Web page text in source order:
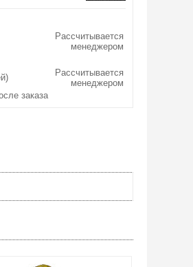
Рассчитывается
менеджером
Рассчитывается
менеджером
заказа